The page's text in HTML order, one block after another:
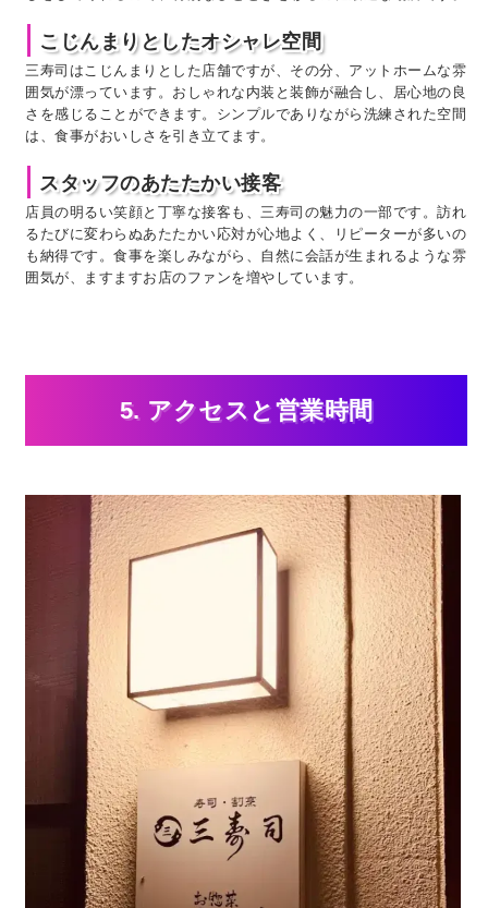
こじんまりとしたオシャレ空間
三寿司はこじんまりとした店舗ですが、その分、アットホームな雰
囲気が漂っています。おしゃれな内装と装飾が融合し、居心地の良
さを感じることができます。シンプルでありながら洗練された空間
は、食事がおいしさを引き立てます。
スタッフのあたたかい接客
店員の明るい笑顔と丁寧な接客も、三寿司の魅力の一部です。訪れ
るたびに変わらぬあたたかい応対が心地よく、リピーターが多いの
も納得です。食事を楽しみながら、自然に会話が生まれるような雰
囲気が、ますますお店のファンを増やしています。
5. アクセスと営業時間